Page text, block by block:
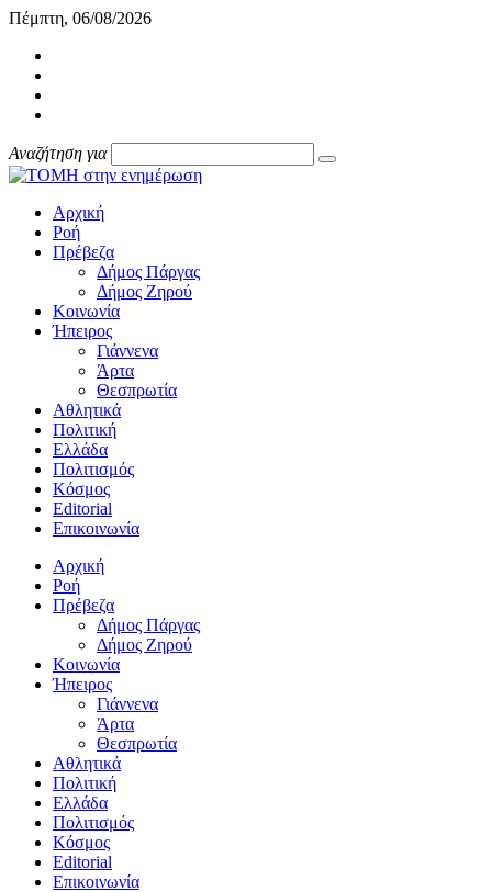
Πέμπτη, 06/08/2026
Αναζήτηση για
Αρχική
Ροή
Πρέβεζα
Δήμος Πάργας
Δήμος Ζηρού
Κοινωνία
Ήπειρος
Γιάννενα
Άρτα
Θεσπρωτία
Αθλητικά
Πολιτική
Ελλάδα
Πολιτισμός
Κόσμος
Editorial
Επικοινωνία
Αρχική
Ροή
Πρέβεζα
Δήμος Πάργας
Δήμος Ζηρού
Κοινωνία
Ήπειρος
Γιάννενα
Άρτα
Θεσπρωτία
Αθλητικά
Πολιτική
Ελλάδα
Πολιτισμός
Κόσμος
Editorial
Επικοινωνία